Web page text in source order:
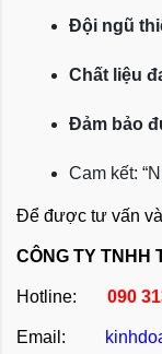
Đội ngũ
Chất liệu
Đảm bảo
Cam kết:
Để được tư vấn
CÔNG TY TNHH
Hotline: 090
Email: